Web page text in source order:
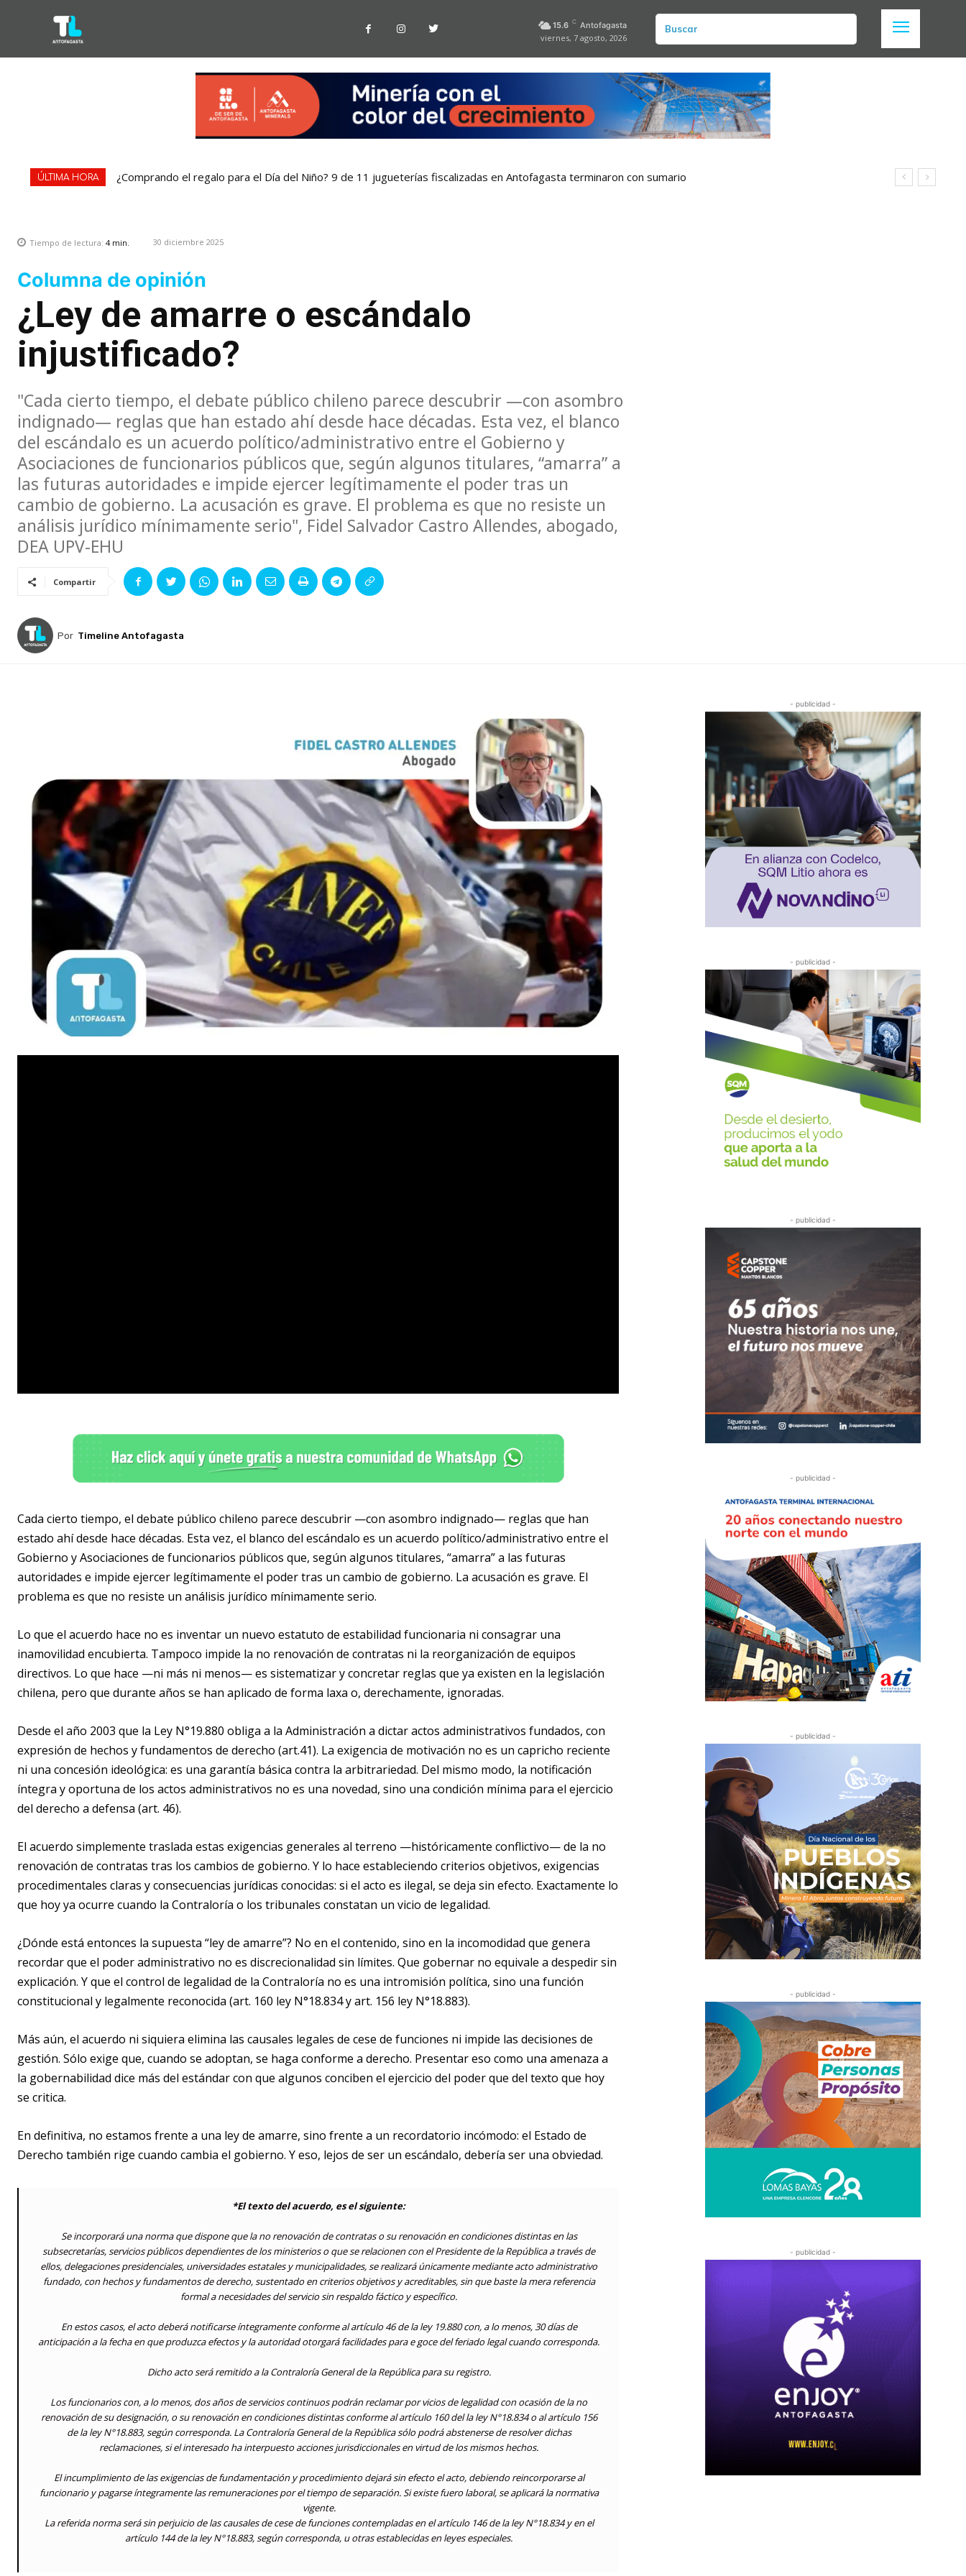
15.6 C Antofagasta
viernes, 7 agosto, 2026
Buscar
ÚLTIMA HORA ¿Comprando el regalo para el Día del Niño? 9 de 11 jugueterías fiscalizadas en Antofagasta terminaron con sumario
Tiempo de lectura: 4min. 30 diciembre 2025
Columna de opinión
¿Ley de amarre o escándalo
injustificado?
"Cada cierto tiempo, el debate público chileno parece descubrir —con asombro
indignado— reglas que han estado ahí desde hace décadas. Esta vez, el blanco
del escándalo es un acuerdo político/administrativo entre el Gobierno y
Asociaciones de funcionarios públicos que, según algunos titulares, “amarra” a
las futuras autoridades e impide ejercer legítimamente el poder tras un
cambio de gobierno. La acusación es grave. El problema es que no resiste un
análisis jurídico mínimamente serio", Fidel Salvador Castro Allendes, abogado,
DEA UPV-EHU
Compartir
Por Timeline Antofagasta
Cada cierto tiempo, el debate público chileno parece descubrir —con asombro indignado— reglas que han
estado ahí desde hace décadas. Esta vez, el blanco del escándalo es un acuerdo político/administrativo entre el
Gobierno y Asociaciones de funcionarios públicos que, según algunos titulares, “amarra” a las futuras
autoridades e impide ejercer legítimamente el poder tras un cambio de gobierno. La acusación es grave. El
problema es que no resiste un análisis jurídico mínimamente serio.
Lo que el acuerdo hace no es inventar un nuevo estatuto de estabilidad funcionaria ni consagrar una
inamovilidad encubierta. Tampoco impide la no renovación de contratas ni la reorganización de equipos
directivos. Lo que hace —ni más ni menos— es sistematizar y concretar reglas que ya existen en la legislación
chilena, pero que durante años se han aplicado de forma laxa o, derechamente, ignoradas.
Desde el año 2003 que la Ley N°19.880 obliga a la Administración a dictar actos administrativos fundados, con
expresión de hechos y fundamentos de derecho (art.41). La exigencia de motivación no es un capricho reciente
ni una concesión ideológica: es una garantía básica contra la arbitrariedad. Del mismo modo, la notificación
íntegra y oportuna de los actos administrativos no es una novedad, sino una condición mínima para el ejercicio
del derecho a defensa (art. 46).
El acuerdo simplemente traslada estas exigencias generales al terreno —históricamente conflictivo— de la no
renovación de contratas tras los cambios de gobierno. Y lo hace estableciendo criterios objetivos, exigencias
procedimentales claras y consecuencias jurídicas conocidas: si el acto es ilegal, se deja sin efecto. Exactamente lo
que hoy ya ocurre cuando la Contraloría o los tribunales constatan un vicio de legalidad.
¿Dónde está entonces la supuesta “ley de amarre”? No en el contenido, sino en la incomodidad que genera
recordar que el poder administrativo no es discrecionalidad sin límites. Que gobernar no equivale a despedir sin
explicación. Y que el control de legalidad de la Contraloría no es una intromisión política, sino una función
constitucional y legalmente reconocida (art. 160 ley N°18.834 y art. 156 ley N°18.883).
Más aún, el acuerdo ni siquiera elimina las causales legales de cese de funciones ni impide las decisiones de
gestión. Sólo exige que, cuando se adoptan, se haga conforme a derecho. Presentar eso como una amenaza a
la gobernabilidad dice más del estándar con que algunos conciben el ejercicio del poder que del texto que hoy
se critica.
En definitiva, no estamos frente a una ley de amarre, sino frente a un recordatorio incómodo: el Estado de
Derecho también rige cuando cambia el gobierno. Y eso, lejos de ser un escándalo, debería ser una obviedad.
*El texto del acuerdo, es el siguiente:
Se incorporará una norma que dispone que la no renovación de contratas o su renovación en condiciones distintas en las
subsecretarías, servicios públicos dependientes de los ministerios o que se relacionen con el Presidente de la República a través de
ellos, delegaciones presidenciales, universidades estatales y municipalidades, se realizará únicamente mediante acto administrativo
fundado, con hechos y fundamentos de derecho, sustentado en criterios objetivos y acreditables, sin que baste la mera referencia
formal a necesidades del servicio sin respaldo fáctico y específico.
En estos casos, el acto deberá notificarse íntegramente conforme al artículo 46 de la ley 19.880 con, a lo menos, 30 días de
anticipación a la fecha en que produzca efectos y la autoridad otorgará facilidades para e goce del feriado legal cuando corresponda.
Dicho acto será remitido a la Contraloría General de la República para su registro.
Los funcionarios con, a lo menos, dos años de servicios continuos podrán reclamar por vicios de legalidad con ocasión de la no
renovación de su designación, o su renovación en condiciones distintas conforme al artículo 160 del la ley N°18.834 o al artículo 156
de la ley N°18.883, según corresponda. La Contraloría General de la República sólo podrá abstenerse de resolver dichas
reclamaciones, si el interesado ha interpuesto acciones jurisdiccionales en virtud de los mismos hechos.
El incumplimiento de las exigencias de fundamentación y procedimiento dejará sin efecto el acto, debiendo reincorporarse al
funcionario y pagarse íntegramente las remuneraciones por el tiempo de separación. Si existe fuero laboral, se aplicará la normativa
vigente.
La referida norma será sin perjuicio de las causales de cese de funciones contempladas en el artículo 146 de la ley N°18.834 y en el
artículo 144 de la ley N°18.883, según corresponda, u otras establecidas en leyes especiales.
- publicidad -
- publicidad -
- publicidad -
- publicidad -
- publicidad -
- publicidad -
- publicidad -